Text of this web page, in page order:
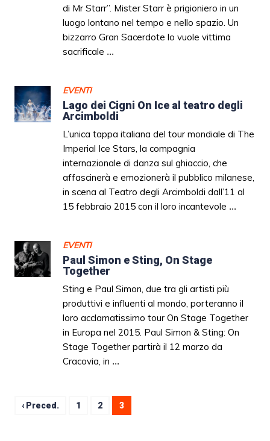
di Mr Starr”. Mister Starr è prigioniero in un
luogo lontano nel tempo e nello spazio. Un
bizzarro Gran Sacerdote lo vuole vittima
sacrificale ...
EVENTI
Lago dei Cigni On Ice al teatro degli
Arcimboldi
L’unica tappa italiana del tour mondiale di The
Imperial Ice Stars, la compagnia
internazionale di danza sul ghiaccio, che
affascinerà e emozionerà il pubblico milanese,
in scena al Teatro degli Arcimboldi dall’11 al
15 febbraio 2015 con il loro incantevole ...
EVENTI
Paul Simon e Sting, On Stage
Together
Sting e Paul Simon, due tra gli artisti più
produttivi e influenti al mondo, porteranno il
loro acclamatissimo tour On Stage Together
in Europa nel 2015. Paul Simon & Sting: On
Stage Together partirà il 12 marzo da
Cracovia, in ...
‹ Preced. 1 2 3